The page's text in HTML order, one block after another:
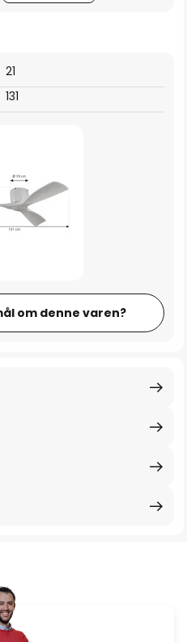
21
131
om denne varen?